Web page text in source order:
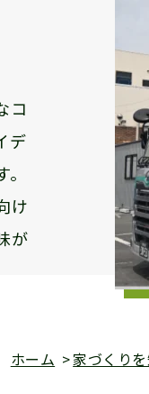
コ
デ
け
が
ホーム 家づくり